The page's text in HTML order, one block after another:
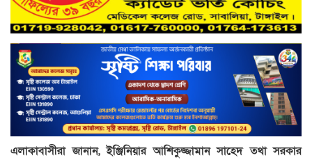
এলাকাবাসীরা জানান, ইঞ্জিনিয়ার আশিকুজ্জামান সাহেদ তথা সরকার